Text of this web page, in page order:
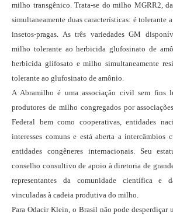
milho transgênico. Trata-se do milho MGRR2,
simultaneamente duas características: é tolerante
insetos-pragas. As três variedades GM
milho tolerante ao herbicida glufosinato de
herbicida glifosato e milho simultaneamente
tolerante ao glufosinato de amônio.
A Abramilho é uma associação civil sem fins
produtores de milho congregados por
Federal bem como cooperativas, entidades
interesses comuns e está aberta a
entidades congêneres internacionais. Seu
conselho consultivo de apoio à diretoria de
representantes da comunidade científica e
vinculadas à cadeia produtiva do milho.
Para Odacir Klein, o Brasil não pode desperdiçar